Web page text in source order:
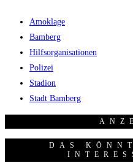
Amoklage
Bamberg
Hilfsorganisationen
Polizei
Stadion
Stadt Bamberg
DAS